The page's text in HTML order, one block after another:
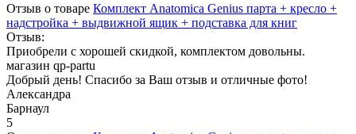
Отзыв о товаре Комплект Anatomica Genius парта + кресло +
надстройка + выдвижной ящик + подставка для книг
Отзыв:
Приобрели с хорошей скидкой, комплектом довольны.
магазин qp-partu
Добрый день! Спасибо за Ваш отзыв и отличные фото!
Александра
Барнаул
5